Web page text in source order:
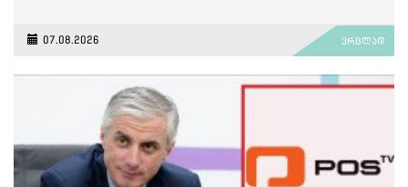
07.08.2026 ვრცლად